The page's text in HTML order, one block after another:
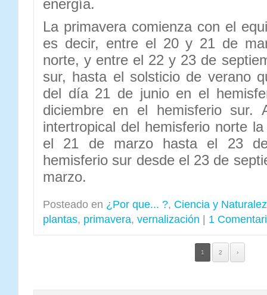
energía.
La primavera comienza con el
es decir, entre el 20 y 21 de
norte, y entre el 22 y 23 de
sur, hasta el solsticio de verano
del día 21 de junio en el
diciembre en el hemisferio sur.
intertropical del hemisferio norte
el 21 de marzo hasta el 23
hemisferio sur desde el 23 de
marzo.
Posteado en ¿Por que... ?, Ciencia y
plantas, primavera, vernalización 1
1 2 ›